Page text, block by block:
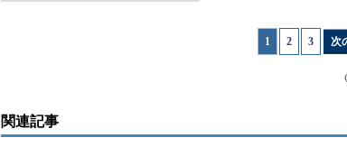
1 2 3 次
関連記事